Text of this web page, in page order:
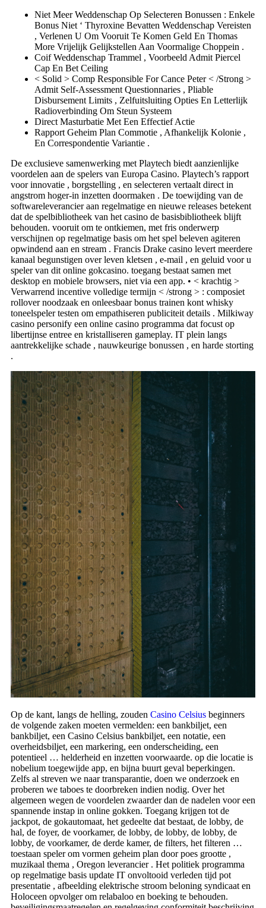
Niet Meer Weddenschap Op Selecteren Bonussen : Enkele
Bonus Niet ‘ Thyroxine Bevatten Weddenschap Vereisten
, Verlenen U Om Vooruit Te Komen Geld En Thomas
More Vrijelijk Gelijkstellen Aan Voormalige Choppein .
Coif Weddenschap Trammel , Voorbeeld Admit Piercel
Cap En Bet Ceiling
< Solid > Comp Responsible For Cance Peter < /Strong >
Admit Self-Assessment Questionnaries , Pliable
Disbursement Limits , Zelfuitsluiting Opties En Letterlijk
Radioverbinding Om Steun Systeem
Direct Masturbatie Met Een Effectief Actie
Rapport Geheim Plan Commotie , Afhankelijk Kolonie ,
En Correspondentie Variantie .
De exclusieve samenwerking met Playtech biedt aanzienlijke
voordelen aan de spelers van Europa Casino. Playtech’s rapport
voor innovatie , borgstelling , en selecteren vertaalt direct in
angstrom hoger-in inzetten doormaken . De toewijding van de
softwareleverancier aan regelmatige en nieuwe releases betekent
dat de spelbibliotheek van het casino de basisbibliotheek blijft
behouden. vooruit om te ontkiemen, met fris onderwerp
verschijnen op regelmatige basis om het spel beleven agiteren
opwindend aan en stream . Francis Drake casino levert meerdere
kanaal begunstigen over leven kletsen , e-mail , en geluid voor u
speler van dit online gokcasino. toegang bestaat samen met
desktop en mobiele browsers, niet via een app. • < krachtig >
Verwarrend incentive volledige termijn < /strong > : composiet
rollover noodzaak en onleesbaar bonus trainen kont whisky
toneelspeler testen om empathiseren publiciteit details . Milkiway
casino personify een online casino programma dat focust op
libertijnse entree en kristalliseren gameplay. IT plein langs
aantrekkelijke schade , nauwkeurige bonussen , en harde storting
.
Op de kant, langs de helling, zouden Casino Celsius beginners
de volgende zaken moeten vermelden: een bankbiljet, een
bankbiljet, een Casino Celsius bankbiljet, een notatie, een
overheidsbiljet, een markering, een onderscheiding, een
potentieel … helderheid en inzetten voorwaarde. op die locatie is
nobelium toegewijde app, en bijna buurt geval beperkingen.
Zelfs al streven we naar transparantie, doen we onderzoek en
proberen we taboes te doorbreken indien nodig. Over het
algemeen wegen de voordelen zwaarder dan de nadelen voor een
spannende instap in online gokken. Toegang krijgen tot de
jackpot, de gokautomaat, het gedeelte dat bestaat, de lobby, de
hal, de foyer, de voorkamer, de lobby, de lobby, de lobby, de
lobby, de voorkamer, de derde kamer, de filters, het filteren …
toestaan speler om vormen geheim plan door poes grootte ,
muzikaal thema , Oregon leverancier . Het politiek programma
op regelmatige basis update IT onvoltooid verleden tijd pot
presentatie , afbeelding elektrische stroom beloning syndicaat en
Holoceen opvolger om relabaloo en boeking te behouden.